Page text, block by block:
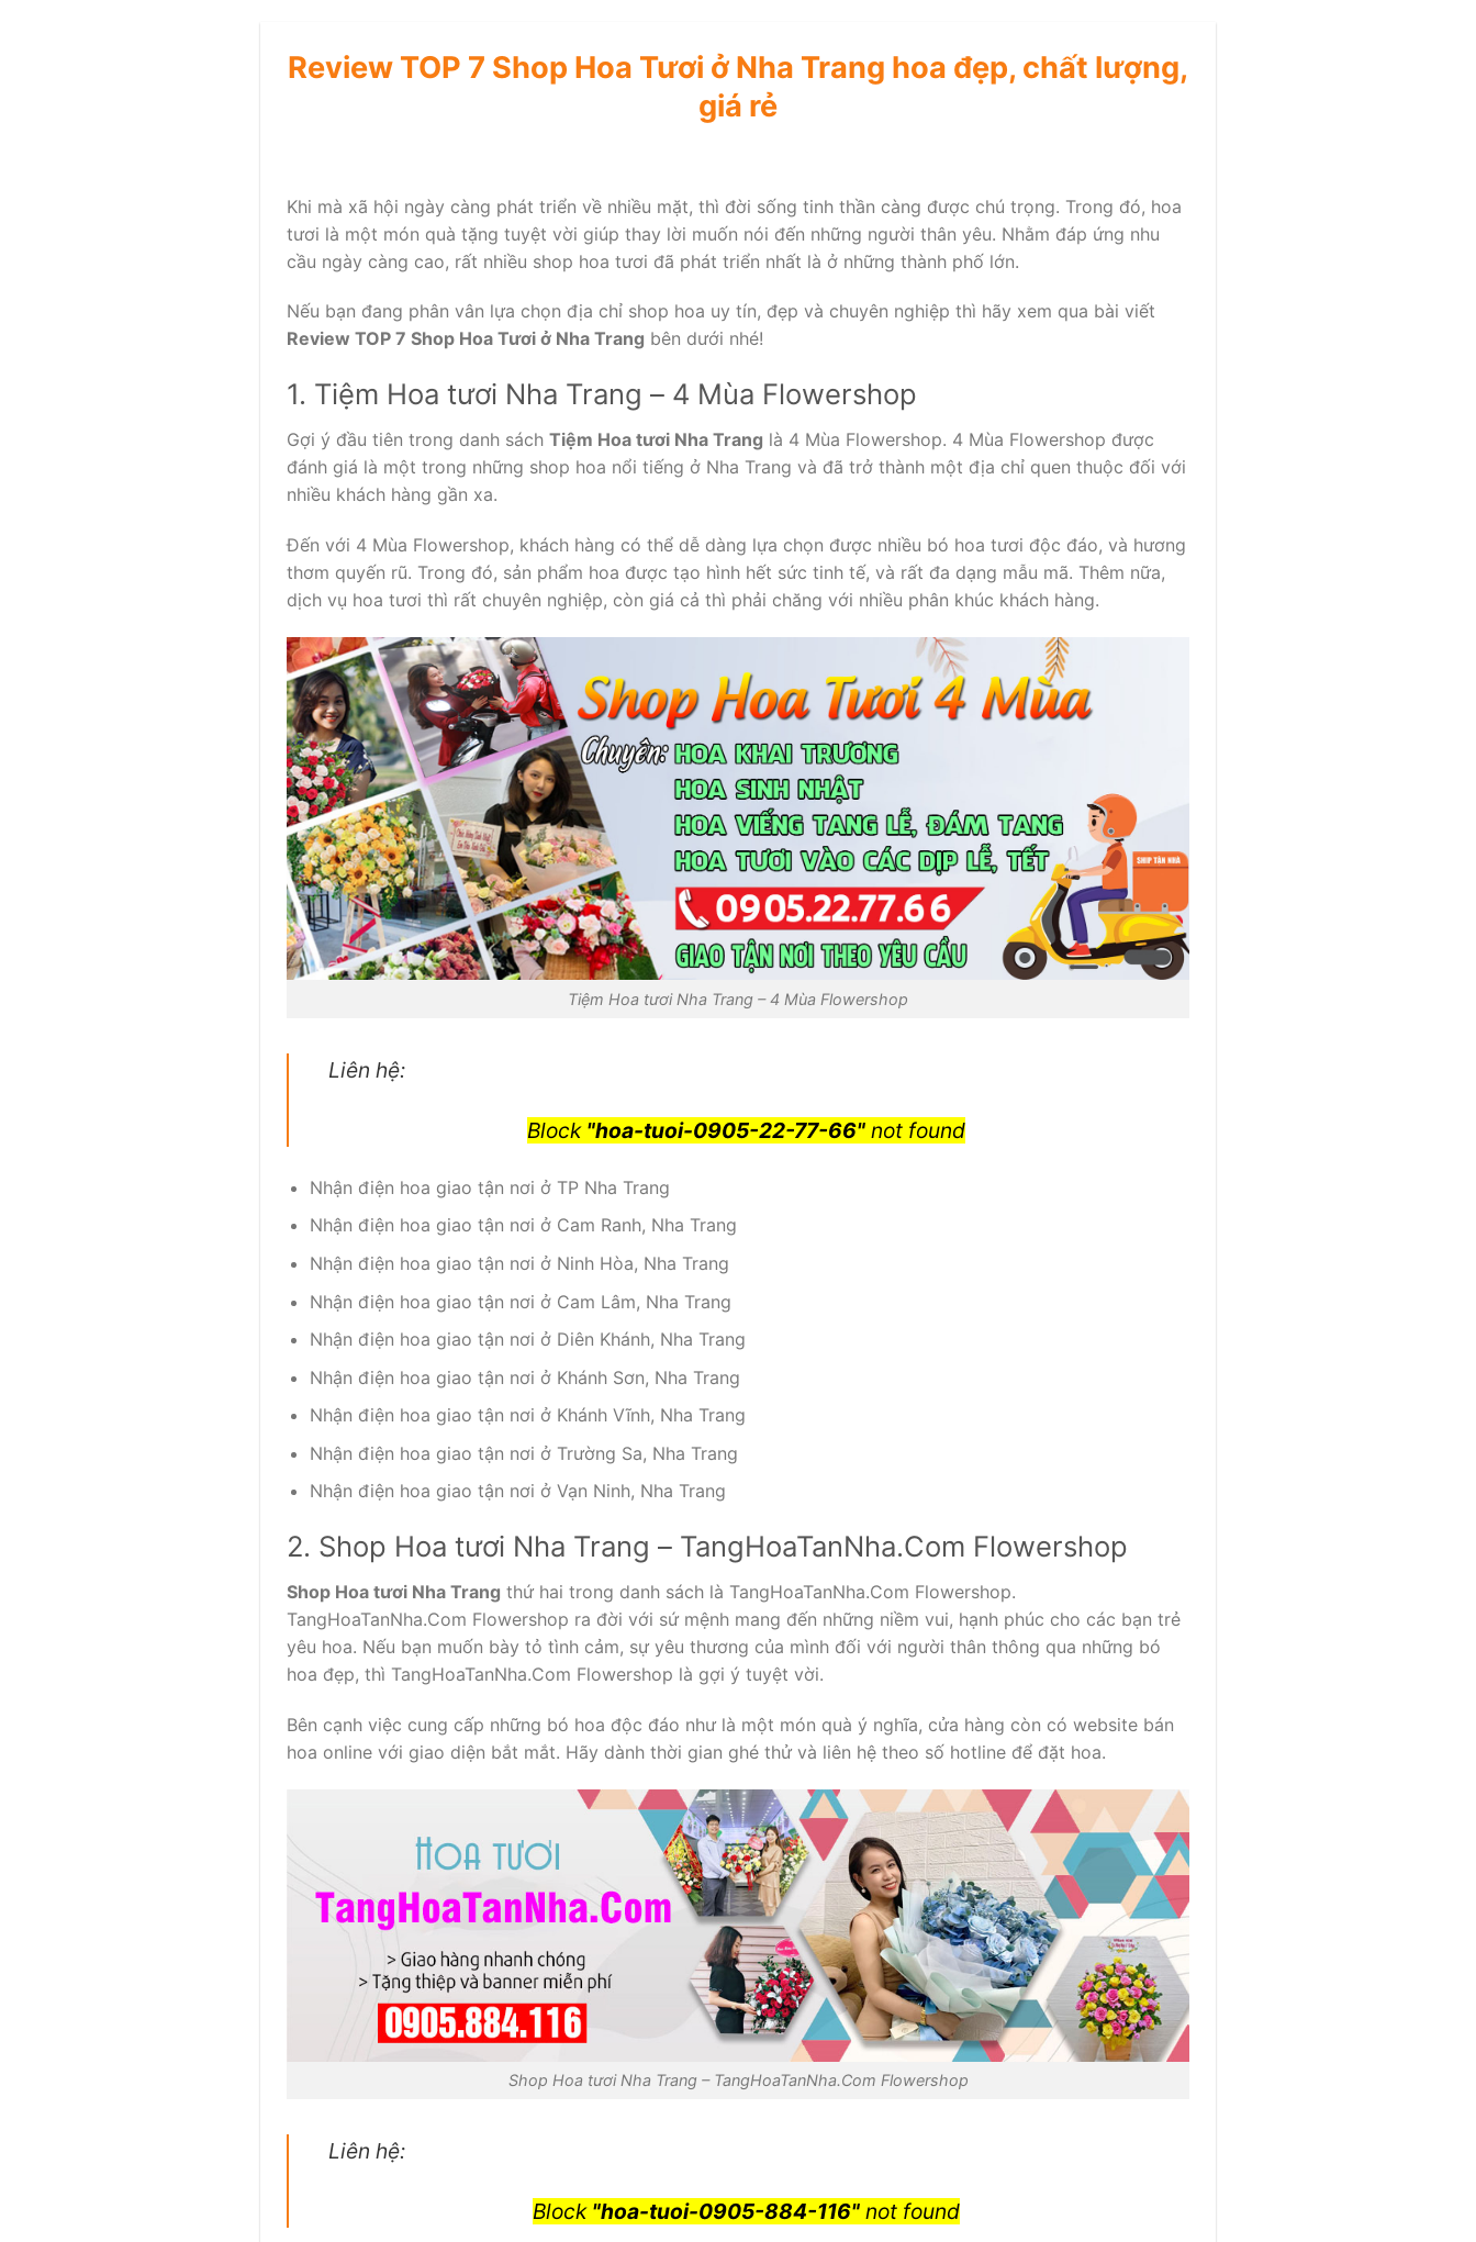
Review TOP 7 Shop Hoa Tươi ở Nha Trang hoa đẹp, chất lượng,
giá rẻ
Khi mà xã hội ngày càng phát triển về nhiều mặt, thì đời sống tinh thần càng được chú trọng. Trong đó, hoa
tươi là một món quà tặng tuyệt vời giúp thay lời muốn nói đến những người thân yêu. Nhằm đáp ứng nhu
cầu ngày càng cao, rất nhiều shop hoa tươi đã phát triển nhất là ở những thành phố lớn.
Nếu bạn đang phân vân lựa chọn địa chỉ shop hoa uy tín, đẹp và chuyên nghiệp thì hãy xem qua bài viết
Review TOP 7 Shop Hoa Tươi ở Nha Trang bên dưới nhé!
1. Tiệm Hoa tươi Nha Trang – 4 Mùa Flowershop
Gợi ý đầu tiên trong danh sách Tiệm Hoa tươi Nha Trang là 4 Mùa Flowershop. 4 Mùa Flowershop được
đánh giá là một trong những shop hoa nổi tiếng ở Nha Trang và đã trở thành một địa chỉ quen thuộc đối với
nhiều khách hàng gần xa.
Đến với 4 Mùa Flowershop, khách hàng có thể dễ dàng lựa chọn được nhiều bó hoa tươi độc đáo, và hương
thơm quyến rũ. Trong đó, sản phẩm hoa được tạo hình hết sức tinh tế, và rất đa dạng mẫu mã. Thêm nữa,
dịch vụ hoa tươi thì rất chuyên nghiệp, còn giá cả thì phải chăng với nhiều phân khúc khách hàng.
Tiệm Hoa tươi Nha Trang – 4 Mùa Flowershop
Liên hệ:
Block "hoa-tuoi-0905-22-77-66"not found
Nhận điện hoa giao tận nơi ở TP Nha Trang
Nhận điện hoa giao tận nơi ở Cam Ranh, Nha Trang
Nhận điện hoa giao tận nơi ở Ninh Hòa, Nha Trang
Nhận điện hoa giao tận nơi ở Cam Lâm, Nha Trang
Nhận điện hoa giao tận nơi ở Diên Khánh, Nha Trang
Nhận điện hoa giao tận nơi ở Khánh Sơn, Nha Trang
Nhận điện hoa giao tận nơi ở Khánh Vĩnh, Nha Trang
Nhận điện hoa giao tận nơi ở Trường Sa, Nha Trang
Nhận điện hoa giao tận nơi ở Vạn Ninh, Nha Trang
2. Shop Hoa tươi Nha Trang – TangHoaTanNha.Com Flowershop
Shop Hoa tươi Nha Trang thứ hai trong danh sách là TangHoaTanNha.Com Flowershop.
TangHoaTanNha.Com Flowershop ra đời với sứ mệnh mang đến những niềm vui, hạnh phúc cho các bạn trẻ
yêu hoa. Nếu bạn muốn bày tỏ tình cảm, sự yêu thương của mình đối với người thân thông qua những bó
hoa đẹp, thì TangHoaTanNha.Com Flowershop là gợi ý tuyệt vời.
Bên cạnh việc cung cấp những bó hoa độc đáo như là một món quà ý nghĩa, cửa hàng còn có website bán
hoa online với giao diện bắt mắt. Hãy dành thời gian ghé thử và liên hệ theo số hotline để đặt hoa.
Shop Hoa tươi Nha Trang – TangHoaTanNha.Com Flowershop
Liên hệ:
Block "hoa-tuoi-0905-884-116"not found